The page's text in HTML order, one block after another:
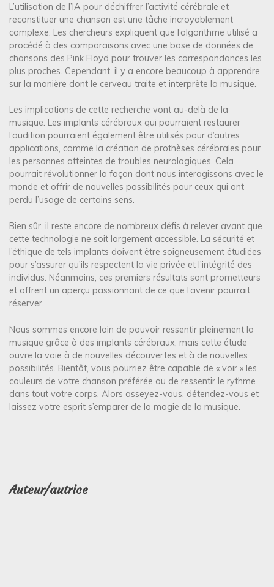
L’utilisation de l’IA pour déchiffrer l’activité cérébrale et
reconstituer une chanson est une tâche incroyablement
complexe. Les chercheurs expliquent que l’algorithme utilisé a
procédé à des comparaisons avec une base de données de
chansons des Pink Floyd pour trouver les correspondances les
plus proches. Cependant, il y a encore beaucoup à apprendre
sur la manière dont le cerveau traite et interprète la musique.
Les implications de cette recherche vont au-delà de la
musique. Les implants cérébraux qui pourraient restaurer
l’audition pourraient également être utilisés pour d’autres
applications, comme la création de prothèses cérébrales pour
les personnes atteintes de troubles neurologiques. Cela
pourrait révolutionner la façon dont nous interagissons avec le
monde et offrir de nouvelles possibilités pour ceux qui ont
perdu l’usage de certains sens.
Bien sûr, il reste encore de nombreux défis à relever avant que
cette technologie ne soit largement accessible. La sécurité et
l’éthique de tels implants doivent être soigneusement étudiées
pour s’assurer qu’ils respectent la vie privée et l’intégrité des
individus. Néanmoins, ces premiers résultats sont prometteurs
et offrent un aperçu passionnant de ce que l’avenir pourrait
réserver.
Nous sommes encore loin de pouvoir ressentir pleinement la
musique grâce à des implants cérébraux, mais cette étude
ouvre la voie à de nouvelles découvertes et à de nouvelles
possibilités. Bientôt, vous pourriez être capable de « voir » les
couleurs de votre chanson préférée ou de ressentir le rythme
dans tout votre corps. Alors asseyez-vous, détendez-vous et
laissez votre esprit s’emparer de la magie de la musique.
Auteur/autrice